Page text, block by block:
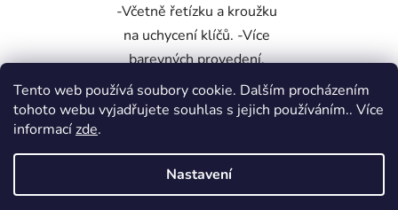
Tento web používá soubory cookie. Dalším procházením
tohoto webu vyjadřujete souhlas s jejich používáním.. Více
informacízde.
Nastavení
-Včetně řetízku a kroužku
na uchycení klíčů. -Více
barevných provedení.
Škoda Fabia Club -FORUM